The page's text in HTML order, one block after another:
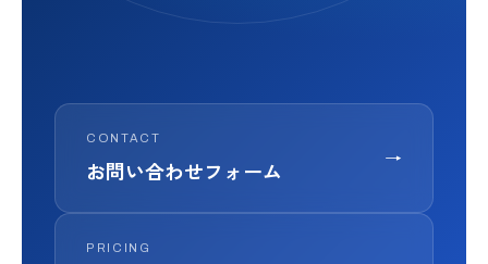
CONTACT
お問い合わせフォーム →
PRICING